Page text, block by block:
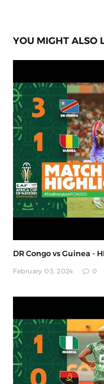
YOU MIGHT ALSO
DR Congo vs Guinea -
February 03, 2024 0